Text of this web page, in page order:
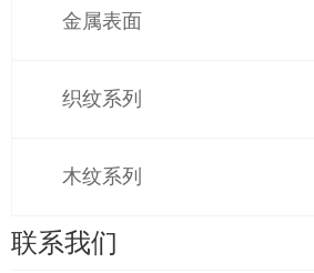
金属表面
织纹系列
木纹系列
联系我们